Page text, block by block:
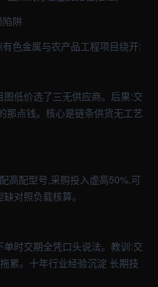
陷阱
色金属与农产品工程项目绕开:
低价选了三无供应商。后果:交
那点钱。核心是链条供货无工艺
高配型号,采购投入虚高50%,可
对照负载核算。
时交期全凭口头说法。教训:交
累。十年行业经验沉淀 长期技